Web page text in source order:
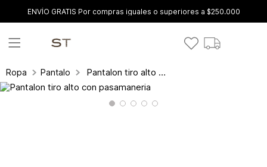
ENVÍO GRATIS Por compras iguales o superiores a $250.000
Ropa Pantalones y leggings Pantalon tiro alto con pasamaneria